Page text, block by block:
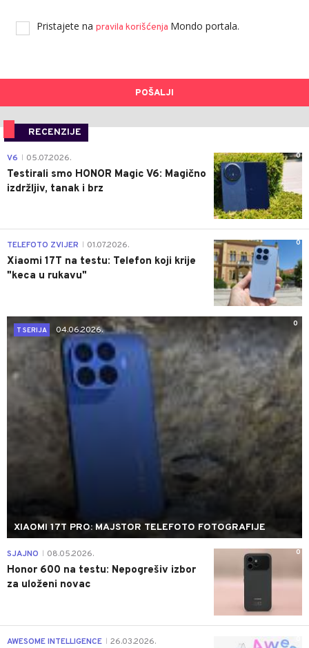
Pristajete na pravila korišćenja Mondo portala.
POŠALJI
RECENZIJE
0
V6 05.07.2026.
Testirali smo HONOR Magic V6: Magično
izdržljiv, tanak i brz
0
TELEFOTO ZVIJER 01.07.2026.
Xiaomi 17T na testu: Telefon koji krije
"keca u rukavu"
0
T SERIJA
04.06.2026.
XIAOMI 17T PRO: MAJSTOR TELEFOTO FOTOGRAFIJE
0
SJAJNO 08.05.2026.
Honor 600 na testu: Nepogrešiv izbor
za uloženi novac
AWESOME INTELLIGENCE 26.03.2026.